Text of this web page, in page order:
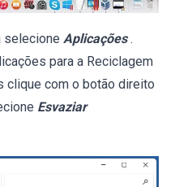
selecione Aplicações .
para a Reciclagem
clique com o botão direito
Esvaziar